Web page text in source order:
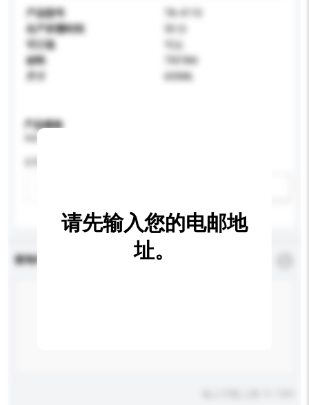
产品型号
TA-4110
生产所需时间
30 日
可订造
可以
材料
TRITAN
600ML
产品规格
查询内容
请先输入您的电邮地
址。